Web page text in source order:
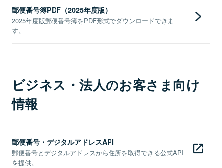
郵便番号簿PDF（2025年度版）
2025年度版郵便番号簿をPDF形式でダウンロードできま
す。
ビジネス・法人のお客さま向け
情報
郵便番号・デジタルアドレスAPI
郵便番号とデジタルアドレスから住所を取得できる公式API
を提供。